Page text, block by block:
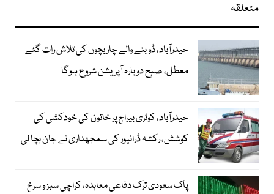
متعلقہ
حیدرآباد، ڈوبنے والے چار بچوں کی تلاش رات گئے
معطل، صبح دوبارہ آپریشن شروع ہوگا
حیدرآباد، کوٹری بیراج پر خاتون کی خودکشی کی
کوشش، رکشہ ڈرائیور کی سمجھداری نے جان بچا لی
پاک سعودی ترک دفاعی معاہدہ، کراچی سبز و سرخ